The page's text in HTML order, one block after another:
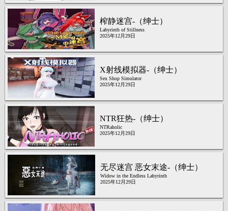
榨静迷宫-（绅士）
Labyrinth of Stillness
2025年12月29日
X射线模拟器-（绅士）
Sex Shop Simulator
2025年12月29日
NTR狂热-（绅士）
NTRaholic
2025年12月29日
无尽迷宫 恶女末途-（绅士）
Widow in the Endless Labyrinth
2025年12月29日